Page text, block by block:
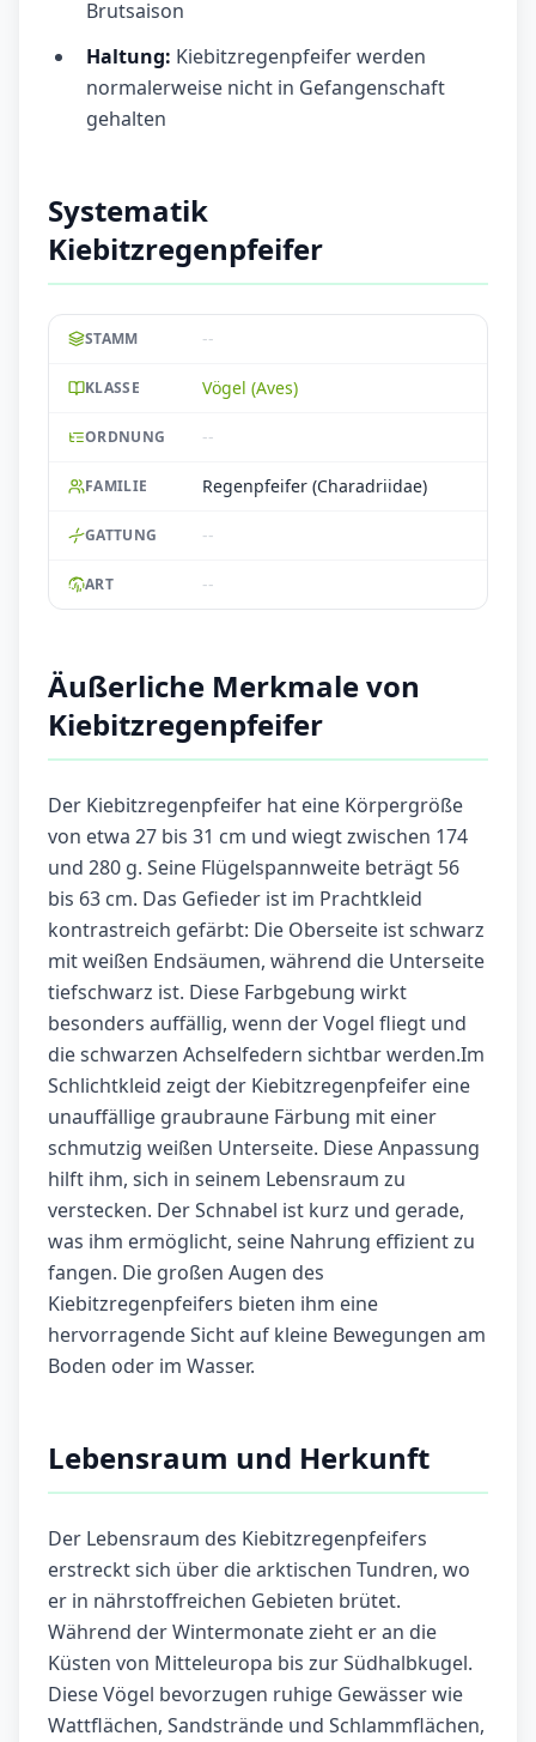
Brutsaison
Haltung: Kiebitzregenpfeifer werden
normalerweise nicht in Gefangenschaft
gehalten
Systematik
Kiebitzregenpfeifer
STAMM --
KLASSE Vögel (Aves)
ORDNUNG --
FAMILIE Regenpfeifer (Charadriidae)
GATTUNG --
ART --
Äußerliche Merkmale von
Kiebitzregenpfeifer
Der Kiebitzregenpfeifer hat eine Körpergröße
von etwa 27 bis 31 cm und wiegt zwischen 174
und 280 g. Seine Flügelspannweite beträgt 56
bis 63 cm. Das Gefieder ist im Prachtkleid
kontrastreich gefärbt: Die Oberseite ist schwarz
mit weißen Endsäumen, während die Unterseite
tiefschwarz ist. Diese Farbgebung wirkt
besonders auffällig, wenn der Vogel fliegt und
die schwarzen Achselfedern sichtbar werden.Im
Schlichtkleid zeigt der Kiebitzregenpfeifer eine
unauffällige graubraune Färbung mit einer
schmutzig weißen Unterseite. Diese Anpassung
hilft ihm, sich in seinem Lebensraum zu
verstecken. Der Schnabel ist kurz und gerade,
was ihm ermöglicht, seine Nahrung effizient zu
fangen. Die großen Augen des
Kiebitzregenpfeifers bieten ihm eine
hervorragende Sicht auf kleine Bewegungen am
Boden oder im Wasser.
Lebensraum und Herkunft
Der Lebensraum des Kiebitzregenpfeifers
erstreckt sich über die arktischen Tundren, wo
er in nährstoffreichen Gebieten brütet.
Während der Wintermonate zieht er an die
Küsten von Mitteleuropa bis zur Südhalbkugel.
Diese Vögel bevorzugen ruhige Gewässer wie
Wattflächen, Sandstrände und Schlammflächen,